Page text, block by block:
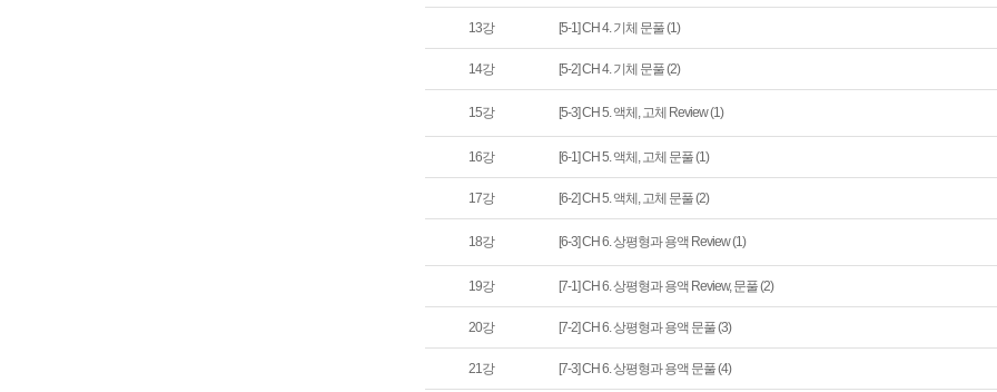
13강 [5-1] CH 4. 기체 문풀 (1)
14강 [5-2] CH 4. 기체 문풀 (2)
15강 [5-3] CH 5. 액체, 고체 Review (1)
16강 [6-1] CH 5. 액체, 고체 문풀 (1)
17강 [6-2] CH 5. 액체, 고체 문풀 (2)
18강 [6-3] CH 6. 상평형과 용액 Review (1)
19강 [7-1] CH 6. 상평형과 용액 Review, 문풀 (2)
20강 [7-2] CH 6. 상평형과 용액 문풀 (3)
21강 [7-3] CH 6. 상평형과 용액 문풀 (4)